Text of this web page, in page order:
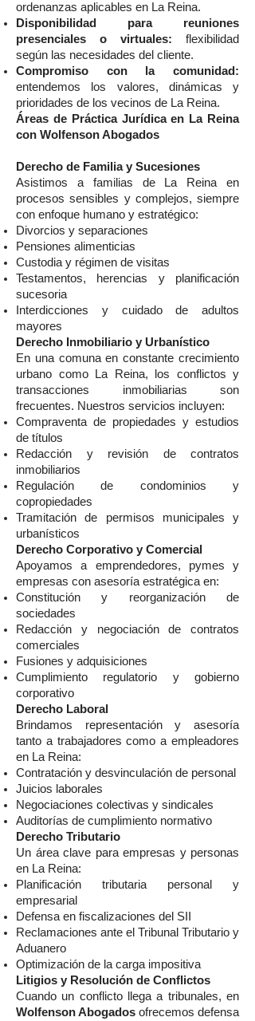
ordenanzas aplicables en La Reina.
Disponibilidad para reuniones
presenciales o virtuales: flexibilidad
según las necesidades del cliente.
Compromiso con la comunidad:
entendemos los valores, dinámicas y
prioridades de los vecinos de La Reina.
Áreas de Práctica Jurídica en La Reina
con Wolfenson Abogados
Derecho de Familia y Sucesiones
Asistimos a familias de La Reina en
procesos sensibles y complejos, siempre
con enfoque humano y estratégico:
Divorcios y separaciones
Pensiones alimenticias
Custodia y régimen de visitas
Testamentos, herencias y planificación
sucesoria
Interdicciones y cuidado de adultos
mayores
Derecho Inmobiliario y Urbanístico
En una comuna en constante crecimiento
urbano como La Reina, los conflictos y
transacciones inmobiliarias son
frecuentes. Nuestros servicios incluyen:
Compraventa de propiedades y estudios
de títulos
Redacción y revisión de contratos
inmobiliarios
Regulación de condominios y
copropiedades
Tramitación de permisos municipales y
urbanísticos
Derecho Corporativo y Comercial
Apoyamos a emprendedores, pymes y
empresas con asesoría estratégica en:
Constitución y reorganización de
sociedades
Redacción y negociación de contratos
comerciales
Fusiones y adquisiciones
Cumplimiento regulatorio y gobierno
corporativo
Derecho Laboral
Brindamos representación y asesoría
tanto a trabajadores como a empleadores
en La Reina:
Contratación y desvinculación de personal
Juicios laborales
Negociaciones colectivas y sindicales
Auditorías de cumplimiento normativo
Derecho Tributario
Un área clave para empresas y personas
en La Reina:
Planificación tributaria personal y
empresarial
Defensa en fiscalizaciones del SII
Reclamaciones ante el Tribunal Tributario y
Aduanero
Optimización de la carga impositiva
Litigios y Resolución de Conflictos
Cuando un conflicto llega a tribunales, en
Wolfenson Abogados ofrecemos defensa